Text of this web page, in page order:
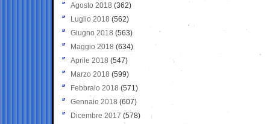
Agosto 2018 (362)
Luglio 2018 (562)
Giugno 2018 (563)
Maggio 2018 (634)
Aprile 2018 (547)
Marzo 2018 (599)
Febbraio 2018 (571)
Gennaio 2018 (607)
Dicembre 2017 (578)